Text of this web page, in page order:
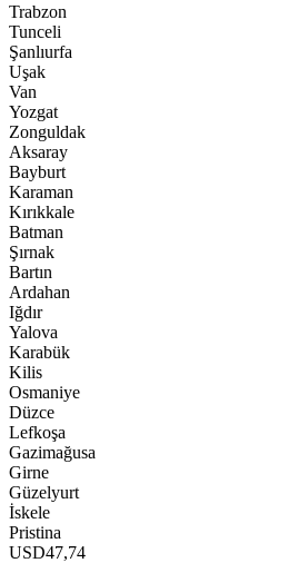
Trabzon
Tunceli
Şanlıurfa
Uşak
Van
Yozgat
Zonguldak
Aksaray
Bayburt
Karaman
Kırıkkale
Batman
Şırnak
Bartın
Ardahan
Iğdır
Yalova
Karabük
Kilis
Osmaniye
Düzce
Lefkoşa
Gazimağusa
Girne
Güzelyurt
İskele
Pristina
USD47,74